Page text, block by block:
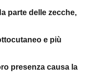
parte delle zecche,
e più
presenza causa la